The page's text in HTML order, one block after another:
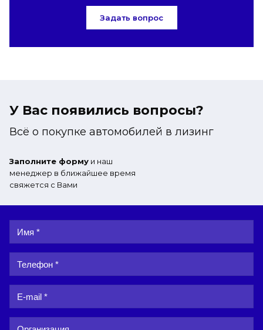
Задать вопрос
У Вас появились вопросы?
Всё о покупке автомобилей в лизинг
Заполните форму и наш
менеджер в ближайшее время
свяжется с Вами